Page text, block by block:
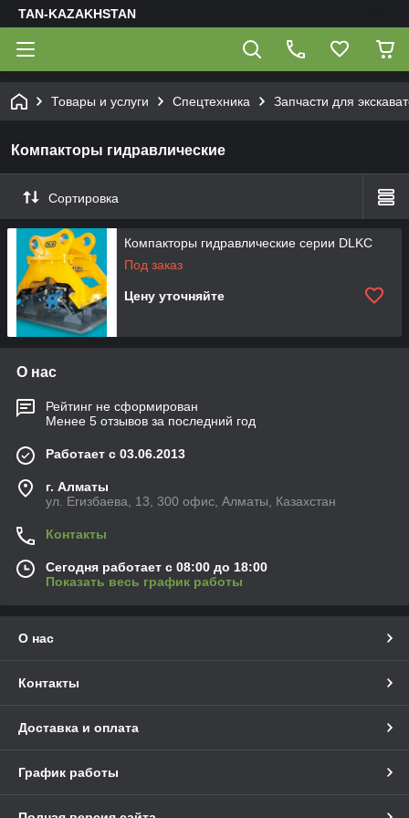
TAN-KAZAKHSTAN
Товары и услуги Спецтехника Запчасти для
Компакторы гидравлические
Сортировка
Компакторы гидравлические серии DLKC
Под заказ
Цену уточняйте
О нас
Рейтинг не сформирован
Менее 5 отзывов за последний год
Работает с 03.06.2013
г. Алматы
ул. Егизбаева, 13, 300 офис, Алматы, Казахстан
Контакты
Сегодня работает с 08:00 до 18:00
Показать весь график работы
О нас
Контакты
Доставка и оплата
График работы